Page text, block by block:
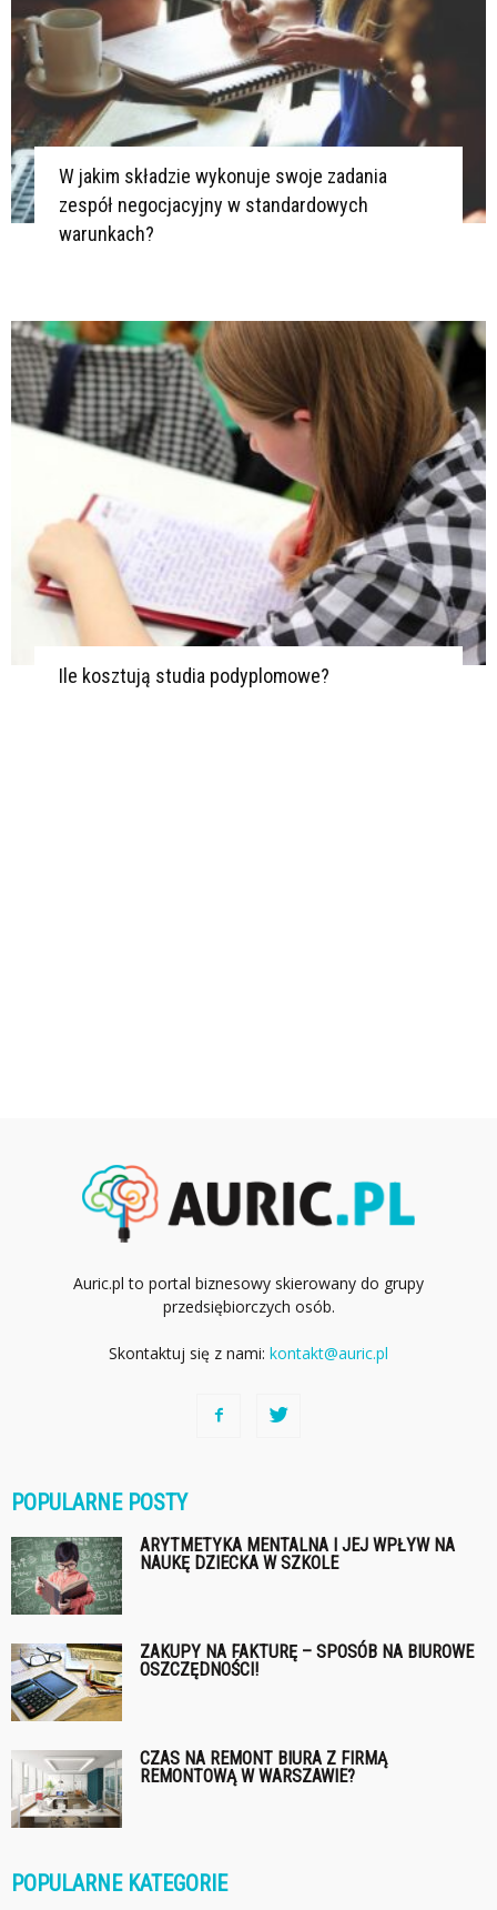
W jakim składzie wykonuje swoje zadania
zespół negocjacyjny w standardowych
warunkach?
Ile kosztują studia podyplomowe?
Auric.pl to portal biznesowy skierowany do grupy
przedsiębiorczych osób.
Skontaktuj się z nami: kontakt@auric.pl
POPULARNE POSTY
ARYTMETYKA MENTALNA I JEJ WPŁYW NA
NAUKĘ DZIECKA W SZKOLE
ZAKUPY NA FAKTURĘ – SPOSÓB NA BIUROWE
OSZCZĘDNOŚCI!
CZAS NA REMONT BIURA Z FIRMĄ
REMONTOWĄ W WARSZAWIE?
POPULARNE KATEGORIE